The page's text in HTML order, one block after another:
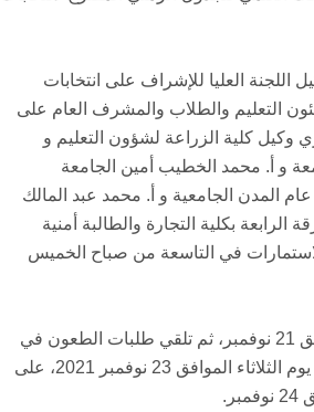
العليا للإشراف على انتخابات
التعليم والطلاب والمشرف العام على
وكيل كلية الزراعة لشؤون التعليم و
و أ. محمد الخطيب أمين الجامعة
المدن الجامعية و أ. محمد عبد المالك
بكلية التجارة والطالبة أمنية
في التاسعة من صباح الخميس
ويتم إعلان الكشوف المبدئية في الثانية عشر من ظهر يوم الأحد الموافق 21 نوفمبر، ثم تلقي طلبات الطعون في
اليوم التالي من التاسعة صباحاً وحتى الثانية ظهراً، ويتم فحص الطعون يوم الثلاثاء الموافق 23 نوفمبر 2021، على